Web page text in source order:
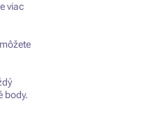
viac
body.